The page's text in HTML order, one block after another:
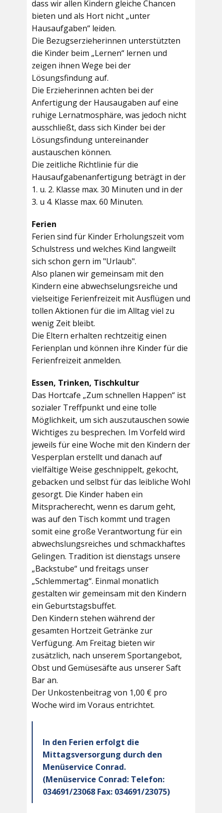
dass wir allen Kindern gleiche Chancen
bieten und als Hort nicht „unter
Hausaufgaben“ leiden.
Die Bezugserzieherinnen unterstützten
die Kinder beim „Lernen“ lernen und
zeigen ihnen Wege bei der
Lösungsfindung auf.
Die Erzieherinnen achten bei der
Anfertigung der Hausaugaben auf eine
ruhige Lernatmosphäre, was jedoch nicht
ausschließt, dass sich Kinder bei der
Lösungsfindung untereinander
austauschen können.
Die zeitliche Richtlinie für die
Hausaufgabenanfertigung beträgt in der
1. u. 2. Klasse max. 30 Minuten und in der
3. u 4. Klasse max. 60 Minuten.
Ferien
Ferien sind für Kinder Erholungszeit vom
Schulstress und welches Kind langweilt
sich schon gern im "Urlaub".
Also planen wir gemeinsam mit den
Kindern eine abwechselungsreiche und
vielseitige Ferienfreizeit mit Ausflügen und
tollen Aktionen für die im Alltag viel zu
wenig Zeit bleibt.
Die Eltern erhalten rechtzeitig einen
Ferienplan und können ihre Kinder für die
Ferienfreizeit anmelden.
Essen, Trinken, Tischkultur
Das Hortcafe „Zum schnellen Happen“ ist
sozialer Treffpunkt und eine tolle
Möglichkeit, um sich auszutauschen sowie
Wichtiges zu besprechen. Im Vorfeld wird
jeweils für eine Woche mit den Kindern der
Vesperplan erstellt und danach auf
vielfältige Weise geschnippelt, gekocht,
gebacken und selbst für das leibliche Wohl
gesorgt. Die Kinder haben ein
Mitspracherecht, wenn es darum geht,
was auf den Tisch kommt und tragen
somit eine große Verantwortung für ein
abwechslungsreiches und schmackhaftes
Gelingen. Tradition ist dienstags unsere
„Backstube“ und freitags unser
„Schlemmertag“. Einmal monatlich
gestalten wir gemeinsam mit den Kindern
ein Geburtstagsbuffet.
Den Kindern stehen während der
gesamten Hortzeit Getränke zur
Verfügung. Am Freitag bieten wir
zusätzlich, nach unserem Sportangebot,
Obst und Gemüsesäfte aus unserer Saft
Bar an.
Der Unkostenbeitrag von 1,00 € pro
Woche wird im Voraus entrichtet.
In den Ferien erfolgt die
Mittagsversorgung durch den
Menüservice Conrad.
(Menüservice Conrad: Telefon:
034691/23068 Fax: 034691/23075)